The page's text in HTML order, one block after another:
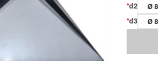
*d2 Ø
*d3 Ø